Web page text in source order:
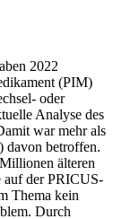
2022
(PIM)
oder
Analyse des
war mehr als
davon betroffen.
älteren
auf der PRICUS-
Thema kein
Durch